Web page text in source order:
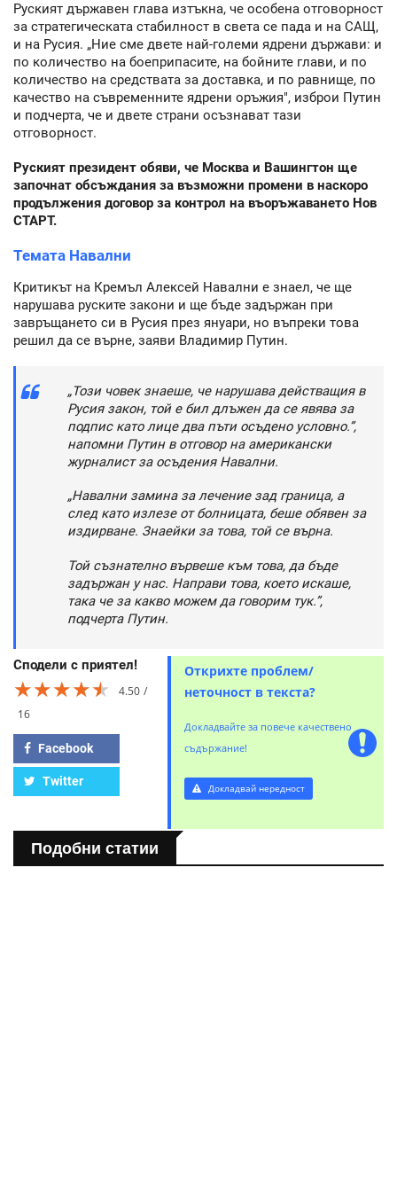
Руският държавен глава изтъкна, че особена отговорност
за стратегическата стабилност в света се пада и на САЩ,
и на Русия. „Ние сме двете най-големи ядрени държави: и
по количество на боеприпасите, на бойните глави, и по
количество на средствата за доставка, и по равнище, по
качество на съвременните ядрени оръжия", изброи Путин
и подчерта, че и двете страни осъзнават тази
отговорност.
Руският президент обяви, че Москва и Вашингтон ще
започнат обсъждания за възможни промени в наскоро
продължения договор за контрол на въоръжаването Нов
СТАРТ.
Темата Навални
Критикът на Кремъл Алексей Навални е знаел, че ще
нарушава руските закони и ще бъде задържан при
завръщането си в Русия през януари, но въпреки това
решил да се върне, заяви Владимир Путин.
„Този човек знаеше, че нарушава действащия в
Русия закон, той е бил длъжен да се явява за
подпис като лице два пъти осъдено условно.”,
напомни Путин в отговор на американски
журналист за осъдения Навални.
„Навални замина за лечение зад граница, а
след като излезе от болницата, беше обявен за
издирване. Знаейки за това, той се върна.
Той съзнателно вървеше към това, да бъде
задържан у нас. Направи това, което искаше,
така че за какво можем да говорим тук.”,
подчерта Путин.
Сподели с приятел!
★★★★★
★★★★★
★★★★★
4.50
16
Facebook
Twitter
Открихте проблем/
неточност в текста?
Докладвайте за повече качествено
съдържание!
Докладвай нередност
Подобни статии